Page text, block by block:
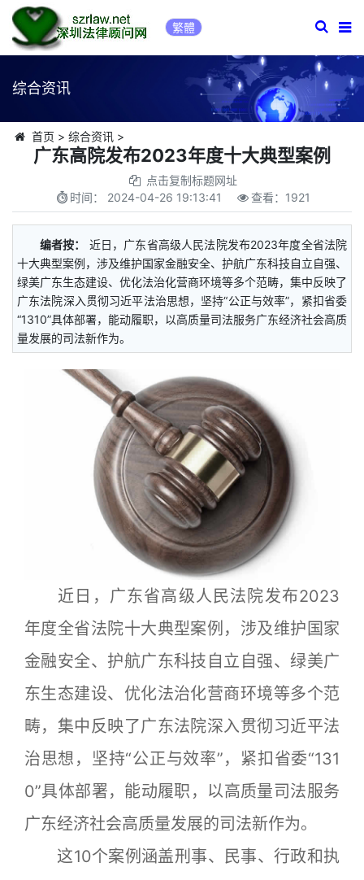
繁體
综合资讯
首页 > 综合资讯>
广东高院发布2023年度十大典型案例
点击复制标题网址
时间： 2024-04-26 19:13:41 查看： 1921
编者按：
近日，广东省高级人民法院发布2023年度全省法院
十大典型案例，涉及维护国家金融安全、护航广东科技自立自强、
绿美广东生态建设、优化法治化营商环境等多个范畴，集中反映了
广东法院深入贯彻习近平法治思想，坚持“公正与效率”，紧扣省委
“1310”具体部署，能动履职，以高质量司法服务广东经济社会高质
量发展的司法新作为。
近日，广东省高级人民法院发布2023
年度全省法院十大典型案例，涉及维护国家
金融安全、护航广东科技自立自强、绿美广
东生态建设、优化法治化营商环境等多个范
畴，集中反映了广东法院深入贯彻习近平法
治思想，坚持“公正与效率”，紧扣省委“131
0”具体部署，能动履职，以高质量司法服务
广东经济社会高质量发展的司法新作为。
这10个案例涵盖刑事、民事、行政和执